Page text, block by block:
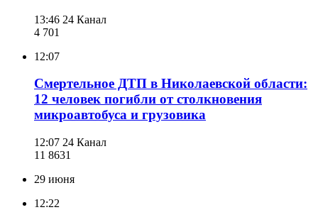
13:46 24 Канал
4 701
12:07
Смертельное ДТП в Николаевской области:
12 человек погибли от столкновения
микроавтобуса и грузовика
12:07 24 Канал
11 8631
29 июня
12:22